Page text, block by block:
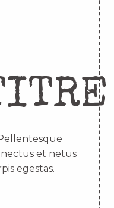
et netus
egestas.